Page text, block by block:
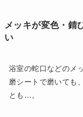
メッキが変色・錆
い
浴室の蛇口などのメ
磨シートで磨いても
とも…。